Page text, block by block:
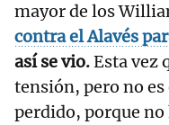
mayor de los
contra el Alavés
así se vio.Esta vez
tensión, pero no
perdido, porque